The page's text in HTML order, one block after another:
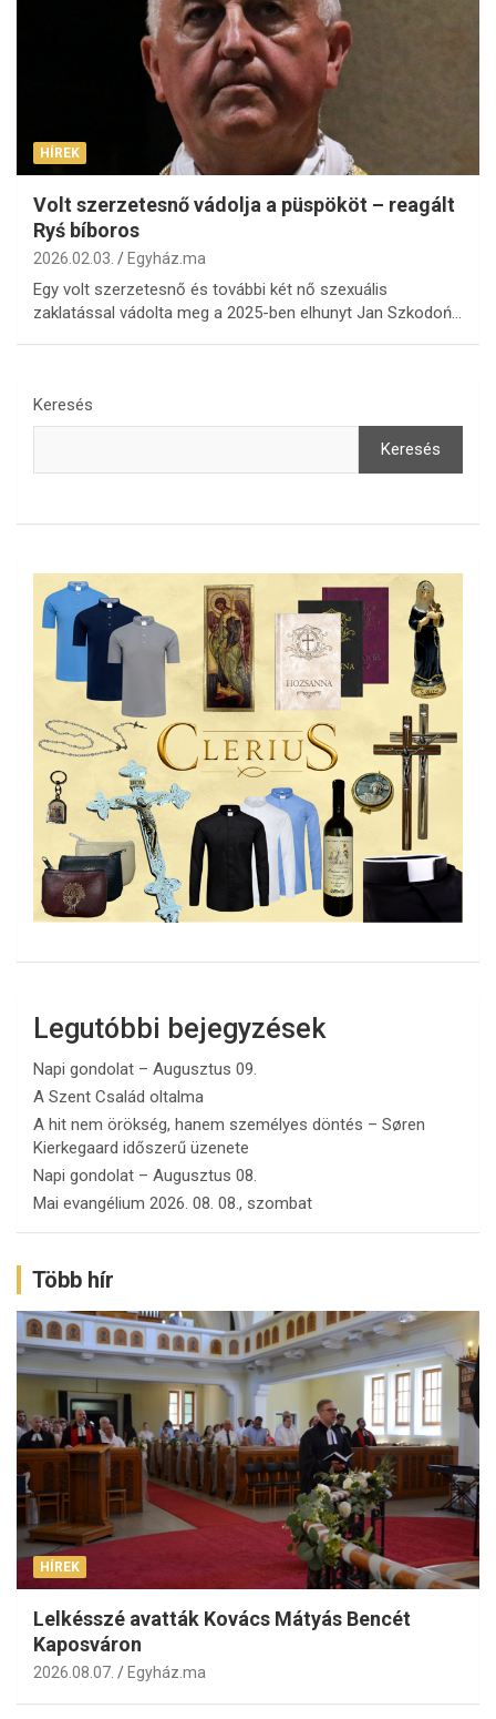
HÍREK
Volt szerzetesnő vádolja a püspököt – reagált
Ryś bíboros
2026.02.03. Egyház.ma
Egy volt szerzetesnő és további két nő szexuális
zaklatással vádolta meg a 2025-ben elhunyt Jan Szkodoń…
Keresés
Keresés
Legutóbbi bejegyzések
Napi gondolat – Augusztus 09.
A Szent Család oltalma
A hit nem örökség, hanem személyes döntés – Søren
Kierkegaard időszerű üzenete
Napi gondolat – Augusztus 08.
Mai evangélium 2026. 08. 08., szombat
Több hír
HÍREK
Lelkésszé avatták Kovács Mátyás Bencét
Kaposváron
2026.08.07. Egyház.ma